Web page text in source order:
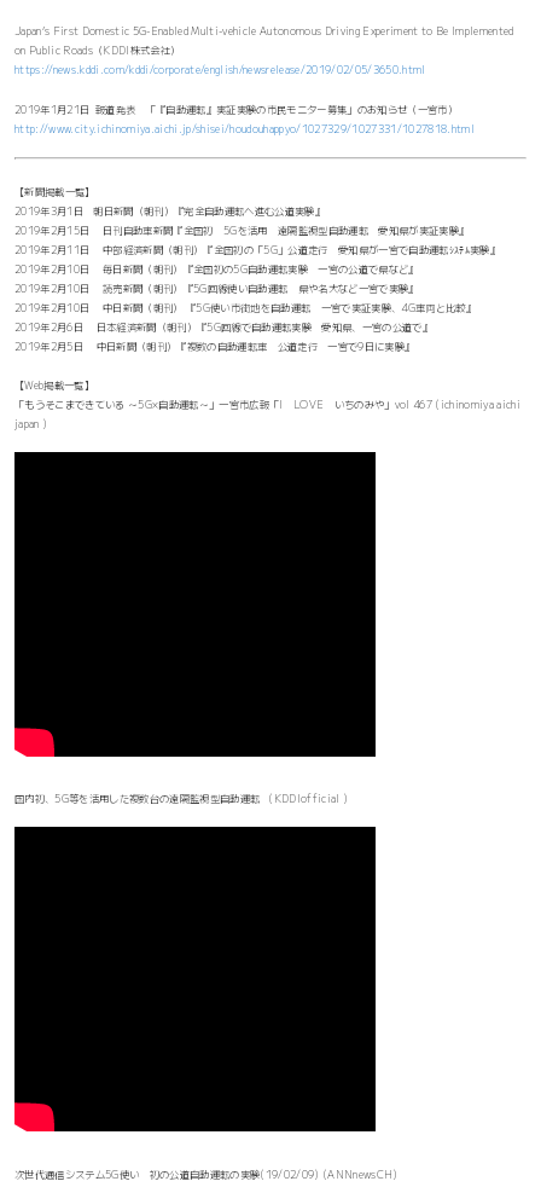
Japan’s First Domestic 5G-Enabled Multi-vehicle Autonomous Driving Experiment to Be Implemented
on Public Roads（KDDI株式会社）
https://news.kddi.com/kddi/corporate/english/newsrelease/2019/02/05/3650.html
2019年1月21日 報道発表 「『自動運転』実証実験の市民モニター募集」のお知らせ（一宮市）
http://www.city.ichinomiya.aichi.jp/shisei/houdouhappyo/1027329/1027331/1027818.html
【新聞掲載一覧】
2019年3月1日 朝日新聞（朝刊）『完全自動運転へ進む公道実験』
2019年2月15日 日刊自動車新聞『全国初 5Gを活用 遠隔監視型自動運転 愛知県が実証実験』
2019年2月11日 中部経済新聞（朝刊）『全国初の「5G」公道走行 愛知県が一宮で自動運転ｼｽﾃﾑ実験』
2019年2月10日 毎日新聞（朝刊）『全国初の5G自動運転実験 一宮の公道で県など』
2019年2月10日 読売新聞（朝刊）『5G回線使い自動運転 県や名大など一宮で実験』
2019年2月10日 中日新聞（朝刊） 『5G使い市街地を自動運転 一宮で実証実験、4G車両と比較』
2019年2月6日 日本経済新聞（朝刊）『5G回線で自動運転実験 愛知県、一宮の公道で』
2019年2月5日 中日新聞（朝刊）『複数の自動運転車 公道走行 一宮で9日に実験』
【Web掲載一覧】
「もうそこまできている ～5G×自動運転～」一宮市広報「I LOVE いちのみや」vol 467 (ichinomiya aichi
japan )
国内初、5G等を活用した複数台の遠隔監視型自動運転 (KDDIofficial )
次世代通信システム5G使い 初の公道自動運転の実験(19/02/09) (ANNnewsCH)